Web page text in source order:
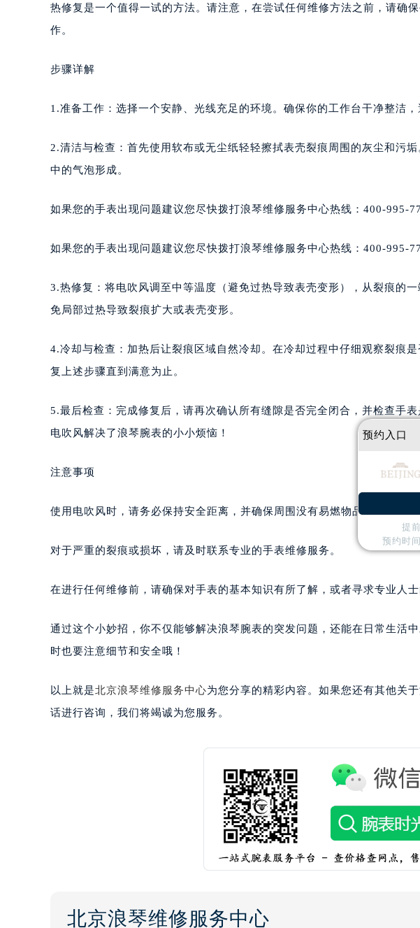
热修复是一个值得一试的方法。请注意，在尝试任何维修方法之前，请确
作。
步骤详解
1.准备工作：选择一个安静、光线充足的环境。确保你的工作台干净整洁
2.清洁与检查：首先使用软布或无尘纸轻轻擦拭表壳裂痕周围的灰尘和污
中的气泡形成。
如果您的手表出现问题建议您尽快拨打浪琴维修服务中心热线：400-995-
如果您的手表出现问题建议您尽快拨打浪琴维修服务中心热线：400-995-
3.热修复：将电吹风调至中等温度（避免过热导致表壳变形），从裂痕的
免局部过热导致裂痕扩大或表壳变形。
4.冷却与检查：加热后让裂痕区域自然冷却。在冷却过程中仔细观察裂痕
复上述步骤直到满意为止。
5.最后检查：完成修复后，请再次确认所有缝隙是否完全闭合，并检查手
电吹风解决了浪琴腕表的小小烦恼！
注意事项
使用电吹风时，请务必保持安全距离，并确保周围没有易燃物品。
对于严重的裂痕或损坏，请及时联系专业的手表维修服务。
在进行任何维修前，请确保对手表的基本知识有所了解，或者寻求专业人士
通过这个小妙招，你不仅能够解决浪琴腕表的突发问题，还能在日常生活
时也要注意细节和安全哦！
以上就是北京浪琴维修服务中心为您分享的精彩内容。如果您还有其他关
话进行咨询，我们将竭诚为您服务。
北京浪琴维修服务中心
预约入口
提
预约时